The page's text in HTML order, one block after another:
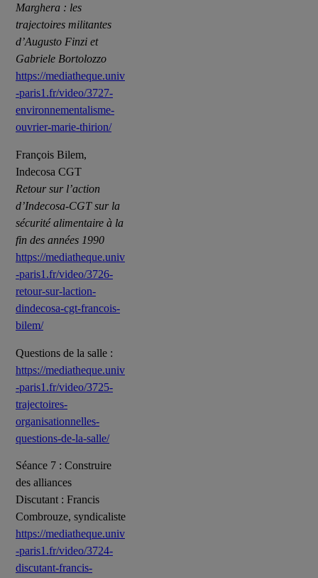
Marghera : les
trajectoires militantes
d’Augusto Finzi et
Gabriele Bortolozzo
https://mediatheque.univ
-paris1.fr/video/3727-
environnementalisme-
ouvrier-marie-thirion/
François Bilem,
Indecosa CGT
Retour sur l’action
d’Indecosa-CGT sur la
sécurité alimentaire à la
fin des années 1990
https://mediatheque.univ
-paris1.fr/video/3726-
retour-sur-laction-
dindecosa-cgt-francois-
bilem/
Questions de la salle :
https://mediatheque.univ
-paris1.fr/video/3725-
trajectoires-
organisationnelles-
questions-de-la-salle/
Séance 7 : Construire
des alliances
Discutant : Francis
Combrouze, syndicaliste
https://mediatheque.univ
-paris1.fr/video/3724-
discutant-francis-